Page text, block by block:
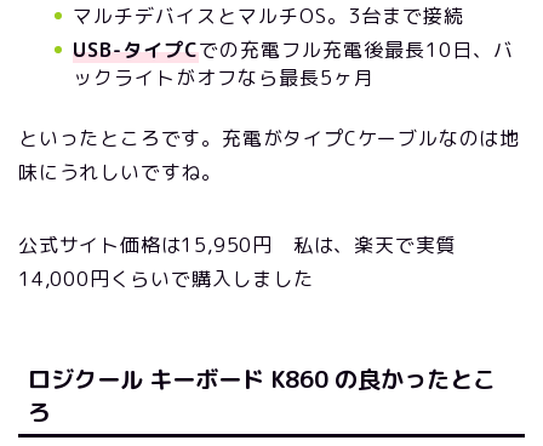
マルチデバイスとマルチOS。3台まで接続
USB-タイプCでの充電フル充電後最長10日、バ
ックライトがオフなら最長5ヶ月
といったところです。充電がタイプCケーブルなのは地
味にうれしいですね。
公式サイト価格は15,950円 私は、楽天で実質
14,000円くらいで購入しました
ロジクール キーボード K860 の良かったとこ
ろ